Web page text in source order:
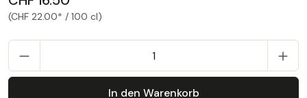
(CHF 22.00* / 100 cl)
In den Warenkorb